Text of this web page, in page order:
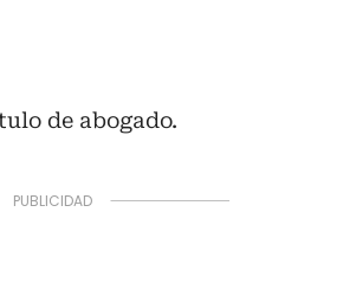
de abogado.